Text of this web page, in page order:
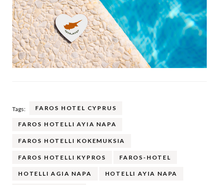
Tags: FAROS HOTEL CYPRUS
FAROS HOTELLI AYIA NAPA
FAROS HOTELLI KOKEMUKSIA
FAROS HOTELLI KYPROS FAROS-HOTEL
HOTELLI AGIA NAPA HOTELLI AYIA NAPA